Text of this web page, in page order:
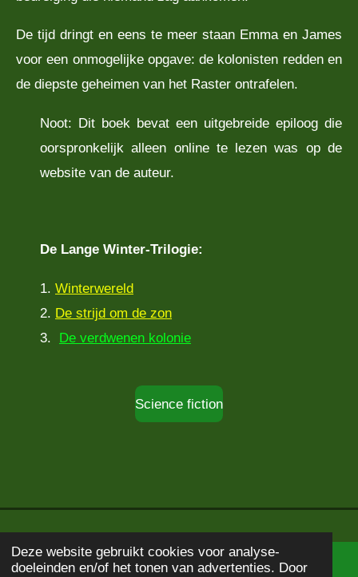
Deze website gebruikt cookies voor analyse-
doeleinden en/of het tonen van advertenties. Door
De tijd dringt en eens te meer staan Emma en James
voor een onmogelijke opgave: de kolonisten redden en
de diepste geheimen van het Raster ontrafelen.
Noot: Dit boek bevat een uitgebreide epiloog die
oorspronkelijk alleen online te lezen was op de
website van de auteur.
De Lange Winter-Trilogie:
1. Winterwereld
2. De strijd om de zon
3. De verdwenen kolonie
Science fiction
© 2020 - 2026Boekbeschrijving